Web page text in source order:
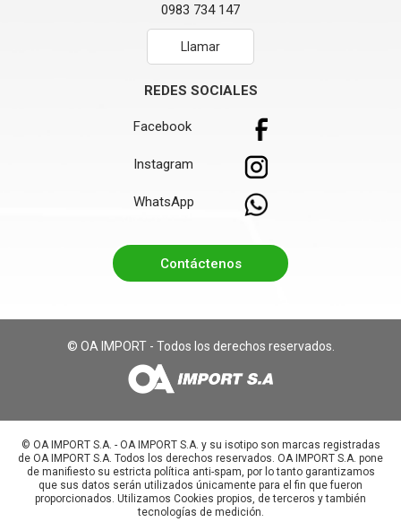
0983 734 147
Llamar
REDES SOCIALES
Facebook
Instagram
WhatsApp
Contáctenos
© OA IMPORT - Todos los derechos reservados.
©️ OA IMPORT S.A. - OA IMPORT S.A. y su isotipo son marcas registradas
de OA IMPORT S.A. Todos los derechos reservados. OA IMPORT S.A. pone
de manifiesto su estricta política anti-spam, por lo tanto garantizamos
que sus datos serán utilizados únicamente para el fin que fueron
proporcionados. Utilizamos Cookies propios, de terceros y también
tecnologías de medición.